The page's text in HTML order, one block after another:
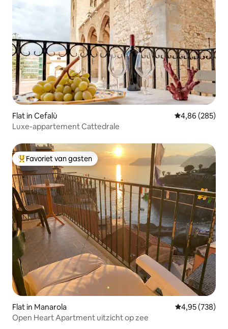
Flat in Cefalù Gemiddelde
4,86 (285)
Luxe-appartement Cattedrale
Topfavoriet van gasten
Favoriet van gasten
Flat in Manarola Gemiddelde
4,95 (738)
Open Heart Apartment uitzicht op zee